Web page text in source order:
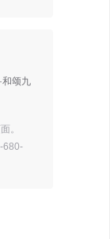
和颂九
。
680-